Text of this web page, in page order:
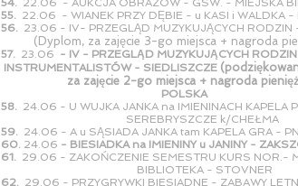
54. 22.06 - AUKCJA OBRAZÓW - GSW. - MIEJSKA
55. 22.06 - WIANEK PRZY DĘBIE - u KASI i WALDKA
56. 23.06 - IV- PRZEGLĄD MUZYKUJĄCYCH
(Dyplom, za zajęcie 3-go miejsca + nagroda
57. 23.06 - IV - PRZEGLĄD
INSTRUMENTALISTÓW - SIEDLISZCZE
za zajęcie 2-go miejsca + nagroda
POLSKA
58. 24.06 - U WUJKA JANKA na IMIENINACH KAPELA
SEREBRYSZCZE k/CHEŁMA
59. 24.06 - A u SĄSIADA JANKA tam KAPELA GRA -
60. 24.06 - BIESIADKA na IMIENINY u JANINY -
61. 29.06 - ZAKOŃCZENIE SEMESTRU KURS NOR.-
BIBLIOTEKA - STOVNER
62. 29.06 - PRZYGRYWKI BIESIADNE - ZABAWY